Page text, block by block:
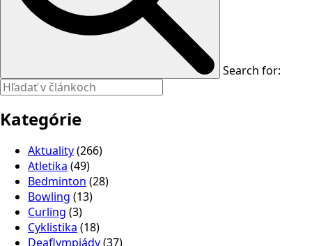
Search for:
Kategórie
Aktuality(266)
Atletika (49)
Bedminton (28)
Bowling (13)
Curling (3)
Cyklistika (18)
Deaflympiády(37)